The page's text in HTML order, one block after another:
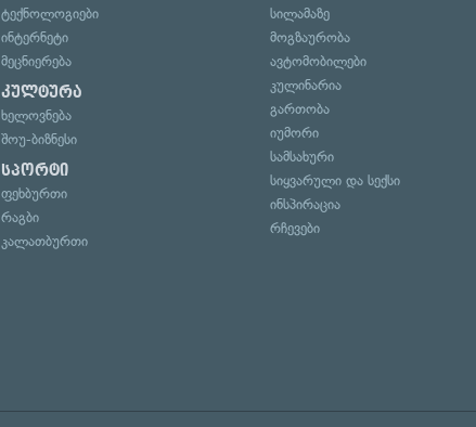
ტექნოლოგიები
ინტერნეტი
მეცნიერება
კულტურა
ხელოვნება
შოუ-ბიზნესი
სპორტი
ფეხბურთი
რაგბი
კალათბურთი
სილამაზე
მოგზაურობა
ავტომობილები
კულინარია
გართობა
იუმორი
სამსახური
სიყვარული და სექსი
ინსპირაცია
რჩევები